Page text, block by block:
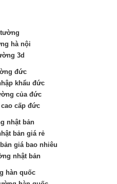
hà nội
3d
đức
khẩu đức
của đức
cấp đức
nhật bản
bản giá rẻ
giá bao nhiêu
nhật bản
hàn quốc